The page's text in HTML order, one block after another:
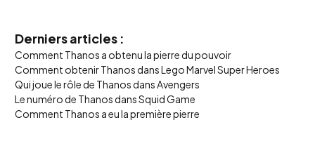
Derniers articles :
Comment Thanos a obtenu la pierre du pouvoir
Comment obtenir Thanos dans Lego Marvel Super Heroes
Qui joue le rôle de Thanos dans Avengers
Le numéro de Thanos dans Squid Game
Comment Thanos a eu la première pierre